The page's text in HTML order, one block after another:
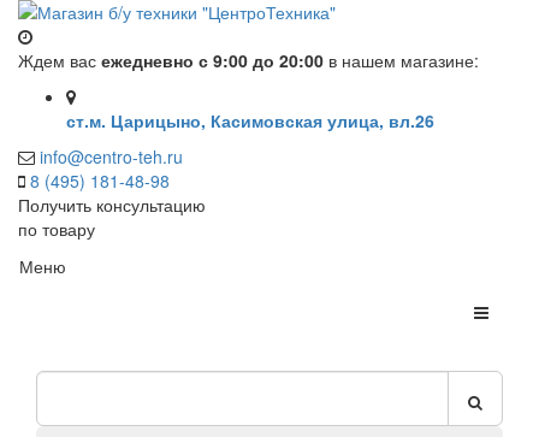
Ждем вас ежедневно с 9:00 до 20:00 в нашем магазине:
ст.м. Царицыно, Касимовская улица, вл.26
info@centro-teh.ru
8 (495) 181-48-98
Получить консультацию
по товару
Меню